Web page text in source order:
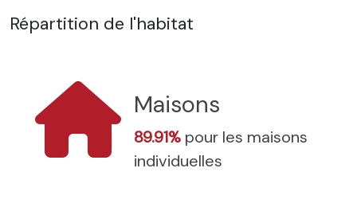
Répartition de l'habitat
Maisons
89.91% pour les maisons
individuelles